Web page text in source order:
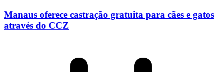
Manaus oferece castração gratuita para cães e gatos
através do CCZ